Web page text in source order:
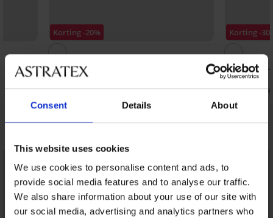
Consent Details About
This website uses cookies
We use cookies to personalise content and ads, to
provide social media features and to analyse our traffic.
We also share information about your use of our site with
our social media, advertising and analytics partners who
Korting -20%
Sneldrogende bikini Spacer Roselle
Korting -
Smaragd
84,68 €